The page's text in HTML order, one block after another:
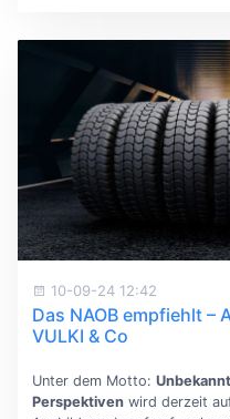
10-09-24 12:42
Das NAOB empfiehlt –
VULKI & Co
Unter dem Motto:
Perspektivenwird derzeit